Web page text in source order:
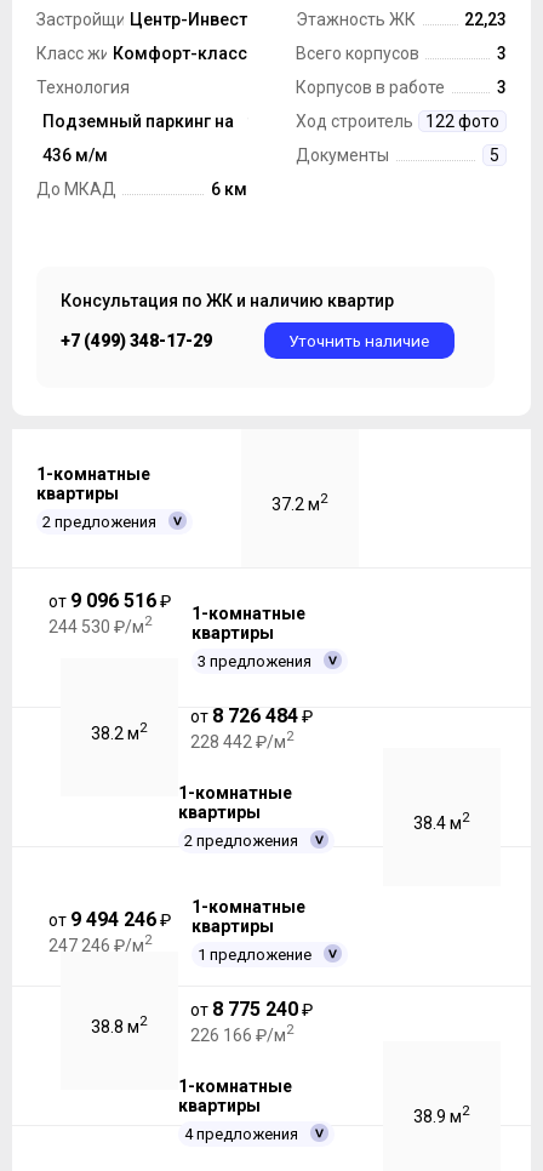
ЗастройщикЦентр-Инвест
Класс жильяКомфорт-класс
Технология
строительства
Монолит
Парковка
Подземный паркинг на
436 м/м
До МКАД
6 км
Этажность ЖК
22,23
Всего корпусов
3
Корпусов в работе
3
Ход строительства122 фото
Документы
5
Консультация по ЖК и наличию квартир
+7 (499) 348-17-29 Уточнить наличие
1-комнатные
квартиры
2 предложения
37.2 м2
от 9 096 516₽
244 530 ₽/м2
1-комнатные
квартиры
3 предложения
38.2 м2
от 8 726 484₽
228 442 ₽/м2
1-комнатные
квартиры
2 предложения
38.4 м2
от 9 494 246₽
247 246 ₽/м2
1-комнатные
квартиры
1 предложение
38.8 м2
от 8 775 240₽
226 166 ₽/м2
1-комнатные
квартиры
4 предложения
38.9 м2